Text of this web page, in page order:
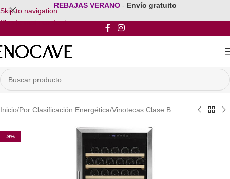
Skip to navigation
Skip to main content
REBAJAS VERANO - Envío gratuito
Inicio/Por Clasificación Energética/Vinotecas Clase B
-9%